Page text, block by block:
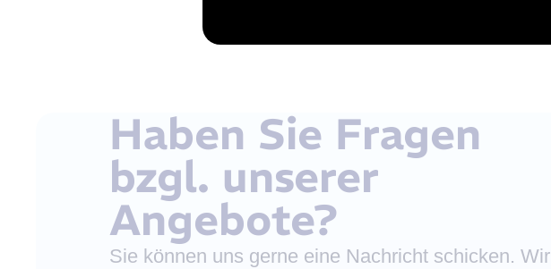
Haben Sie Fragen
bzgl. unserer
Angebote?
Sie können uns gerne eine Nachricht schicken. Wir